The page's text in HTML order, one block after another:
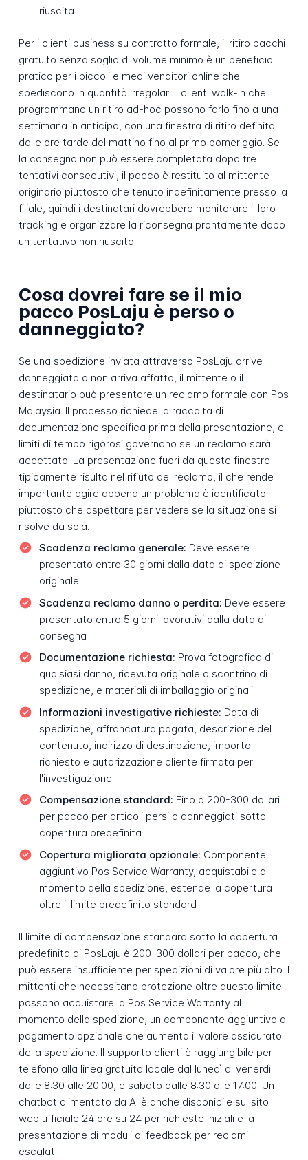
riuscita
Per i clienti business su contratto formale, il ritiro pacchi
gratuito senza soglia di volume minimo è un beneficio
pratico per i piccoli e medi venditori online che
spediscono in quantità irregolari. I clienti walk-in che
programmano un ritiro ad-hoc possono farlo fino a una
settimana in anticipo, con una finestra di ritiro definita
dalle ore tarde del mattino fino al primo pomeriggio. Se
la consegna non può essere completata dopo tre
tentativi consecutivi, il pacco è restituito al mittente
originario piuttosto che tenuto indefinitamente presso la
filiale, quindi i destinatari dovrebbero monitorare il loro
tracking e organizzare la riconsegna prontamente dopo
un tentativo non riuscito.
Cosa dovrei fare se il mio
pacco PosLaju è perso o
danneggiato?
Se una spedizione inviata attraverso PosLaju arrive
danneggiata o non arriva affatto, il mittente o il
destinatario può presentare un reclamo formale con Pos
Malaysia. Il processo richiede la raccolta di
documentazione specifica prima della presentazione, e
limiti di tempo rigorosi governano se un reclamo sarà
accettato. La presentazione fuori da queste finestre
tipicamente risulta nel rifiuto del reclamo, il che rende
importante agire appena un problema è identificato
piuttosto che aspettare per vedere se la situazione si
risolve da sola.
Scadenza reclamo generale: Deve essere
presentato entro 30 giorni dalla data di spedizione
originale
Scadenza reclamo danno o perdita: Deve essere
presentato entro 5 giorni lavorativi dalla data di
consegna
Documentazione richiesta: Prova fotografica di
qualsiasi danno, ricevuta originale o scontrino di
spedizione, e materiali di imballaggio originali
Informazioni investigative richieste: Data di
spedizione, affrancatura pagata, descrizione del
contenuto, indirizzo di destinazione, importo
richiesto e autorizzazione cliente firmata per
l'investigazione
Compensazione standard: Fino a 200-300 dollari
per pacco per articoli persi o danneggiati sotto
copertura predefinita
Copertura migliorata opzionale: Componente
aggiuntivo Pos Service Warranty, acquistabile al
momento della spedizione, estende la copertura
oltre il limite predefinito standard
Il limite di compensazione standard sotto la copertura
predefinita di PosLaju è 200-300 dollari per pacco, che
può essere insufficiente per spedizioni di valore più alto. I
mittenti che necessitano protezione oltre questo limite
possono acquistare la Pos Service Warranty al
momento della spedizione, un componente aggiuntivo a
pagamento opzionale che aumenta il valore assicurato
della spedizione. Il supporto clienti è raggiungibile per
telefono alla linea gratuita locale dal lunedì al venerdì
dalle 8:30 alle 20:00, e sabato dalle 8:30 alle 17:00. Un
chatbot alimentato da AI è anche disponibile sul sito
web ufficiale 24 ore su 24 per richieste iniziali e la
presentazione di moduli di feedback per reclami
escalati.